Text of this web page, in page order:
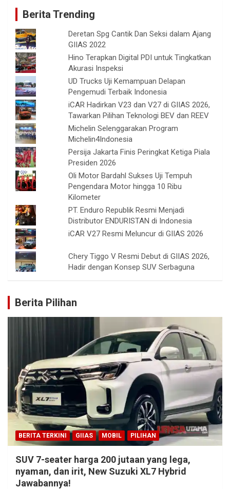
Berita Trending
Deretan Spg Cantik Dan Seksi dalam Ajang
GIIAS 2022
Hino Terapkan Digital PDI untuk Tingkatkan
Akurasi Inspeksi
UD Trucks Uji Kemampuan Delapan
Pengemudi Terbaik Indonesia
iCAR Hadirkan V23 dan V27 di GIIAS 2026,
Tawarkan Pilihan Teknologi BEV dan REEV
Michelin Selenggarakan Program
Michelin4Indonesia
Persija Jakarta Finis Peringkat Ketiga Piala
Presiden 2026
Oli Motor Bardahl Sukses Uji Tempuh
Pengendara Motor hingga 10 Ribu
Kilometer
PT. Enduro Republik Resmi Menjadi
Distributor ENDURISTAN di Indonesia
iCAR V27 Resmi Meluncur di GIIAS 2026
Chery Tiggo V Resmi Debut di GIIAS 2026,
Hadir dengan Konsep SUV Serbaguna
Berita Pilihan
BERITA TERKINI GIIAS MOBIL PILIHAN
SUV 7-seater harga 200 jutaan yang lega,
nyaman, dan irit, New Suzuki XL7 Hybrid
Jawabannya!